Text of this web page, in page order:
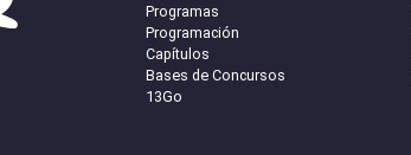
Programas
Programación
Capítulos
Bases de Concursos
13Go